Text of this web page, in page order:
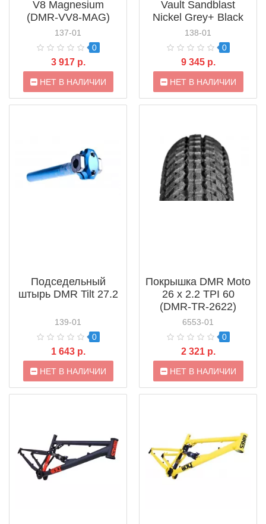
V8 Magnesium
(DMR-VV8-MAG)
137-01
0
3 917 р.
НЕТ В НАЛИЧИИ
Vault Sandblast
Nickel Grey+ Black
Pins (DMR-VAULT-G)
138-01
0
9 345 р.
НЕТ В НАЛИЧИИ
Подседельный
штырь DMR Tilt 27.2
139-01
0
1 643 р.
НЕТ В НАЛИЧИИ
Покрышка DMR Moto
26 x 2.2 TPI 60
(DMR-TR-2622)
6553-01
0
2 321 р.
НЕТ В НАЛИЧИИ